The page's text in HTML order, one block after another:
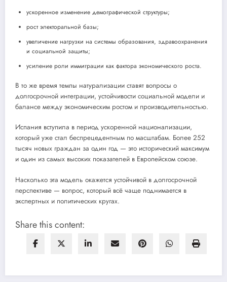
ускоренное изменение демографической структуры;
рост электоральной базы;
увеличение нагрузки на системы образования, здравоохранения
и социальной защиты;
усиление роли иммиграции как фактора экономического роста.
В то же время темпы натурализации ставят вопросы о
долгосрочной интеграции, устойчивости социальной модели и
балансе между экономическим ростом и производительностью.
Испания вступила в период ускоренной национализации,
который уже стал беспрецедентным по масштабам. Более 252
тысяч новых граждан за один год — это исторический максимум
и один из самых высоких показателей в Европейском союзе.
Насколько эта модель окажется устойчивой в долгосрочной
перспективе — вопрос, который всё чаще поднимается в
экспертных и политических кругах.
Share this content: